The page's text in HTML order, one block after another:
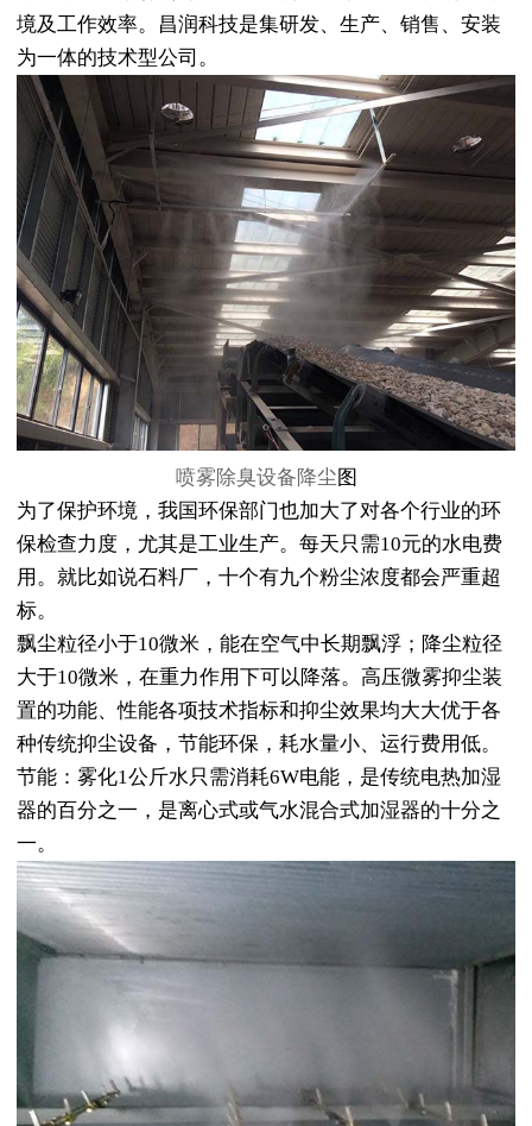
境及工作效率。昌润科技是集研发、生产、销售、安装
为一体的技术型公司。
喷雾除臭设备降尘图
为了保护环境，我国环保部门也加大了对各个行业的环
保检查力度，尤其是工业生产。每天只需10元的水电费
用。就比如说石料厂，十个有九个粉尘浓度都会严重超
标。
飘尘粒径小于10微米，能在空气中长期飘浮；降尘粒径
大于10微米，在重力作用下可以降落。高压微雾抑尘装
置的功能、性能各项技术指标和抑尘效果均大大优于各
种传统抑尘设备，节能环保，耗水量小、运行费用低。
节能：雾化1公斤水只需消耗6W电能，是传统电热加湿
器的百分之一，是离心式或气水混合式加湿器的十分之
一。